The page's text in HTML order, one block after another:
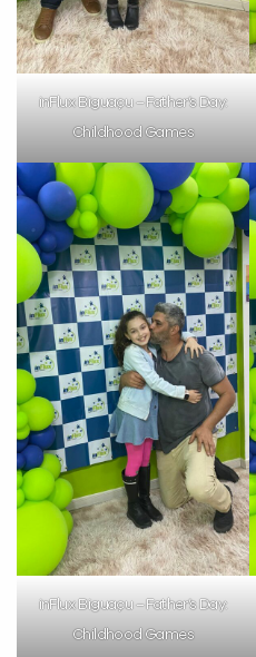
inFlux Biguaçu – Father’s Day:
Childhood Games
inFlux Biguaçu – Father’s Day:
Childhood Games
Você é aluno inFlux?
Sim Não
VOLTAR